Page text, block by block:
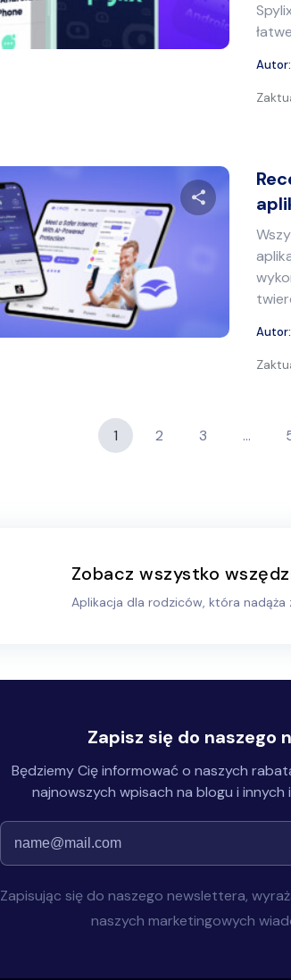
Twitter
Udostępnij
1 2 3 …
Zobacz wszystko
Aplikacja dla rodziców, która
Zapisz się do naszego
Będziemy Cię informować o naszych
najnowszych wpisach na blogu i
Zapisując się do naszego newslettera,
naszych marketingowych